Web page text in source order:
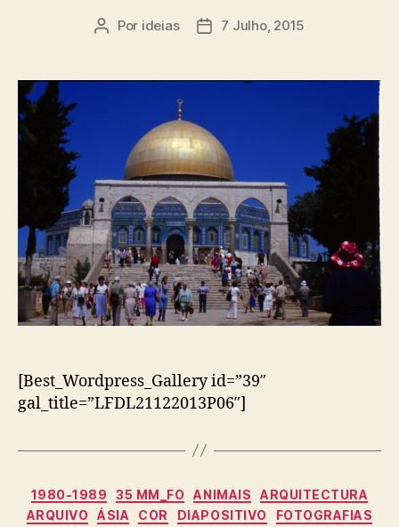
Autor
Por ideias
Data7 Julho, 2015
[Best_Wordpress_Gallery id=”39″
gal_title=”LFDL21122013P06″]
Categorias
1980-1989 35 MM_FO ANIMAIS
ARQUITECTURA
ARQUIVO
ÁSIA COR DIAPOSITIVO
FOTOGRAFIAS